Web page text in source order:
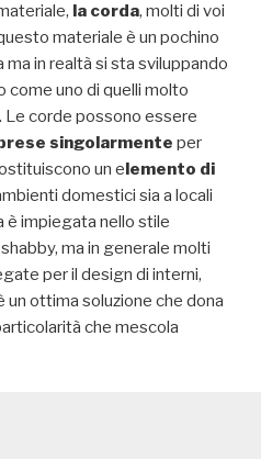
la corda, molti di voi
materiale è un pochino
in realtà si sta sviluppando
come uno di quelli molto
Le corde possono essere
singolarmente per
un e lemento di
domestici sia a locali
è impiegata nello stile
ma in generale molti
per il design di interni,
ottima soluzione che dona
che mescola